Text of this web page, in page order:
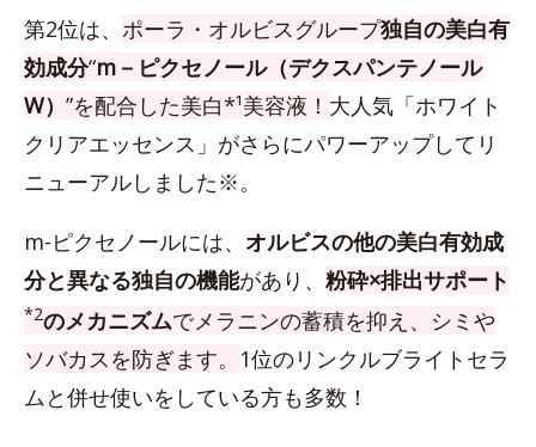
第2位は、 ポーラ・オルビスグループ独自の美白有
効成分“m－ピクセノール（デクスパンテノール
W） ”を配合した美白*¹美容液！ 大人気「ホワイト
クリアエッセンス」がさらにパワーアップしてリ
ニューアルしました※。
m-ピクセノールには、 オルビスの他の美白有効成
分と異なる独自の機能があり、 粉砕×排出サポート
*2のメカニズムでメラニンの蓄積を抑え、シミや
ソバカスを防ぎます。 1位のリンクルブライトセラ
ムと併せ使いをしている方も多数！